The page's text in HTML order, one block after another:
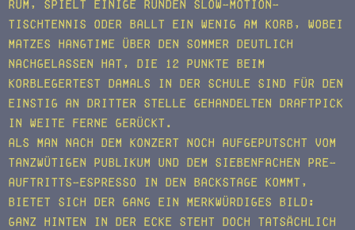
rum, spielt einige Runden Slow-Motion-
Tischtennis oder ballt ein wenig am Korb, wobei
Matzes Hangtime über den Sommer deutlich
nachgelassen hat, die 12 Punkte beim
Korblegertest damals in der Schule sind für den
einstig an dritter Stelle gehandelten Draftpick
in weite Ferne gerückt.
Als man nach dem Konzert noch aufgeputscht vom
tanzwütigen Publikum und dem siebenfachen Pre-
Auftritts-Espresso in den Backstage kommt,
bietet sich der Gang ein merkwürdiges Bild:
Ganz hinten in der Ecke steht doch tatsächlich